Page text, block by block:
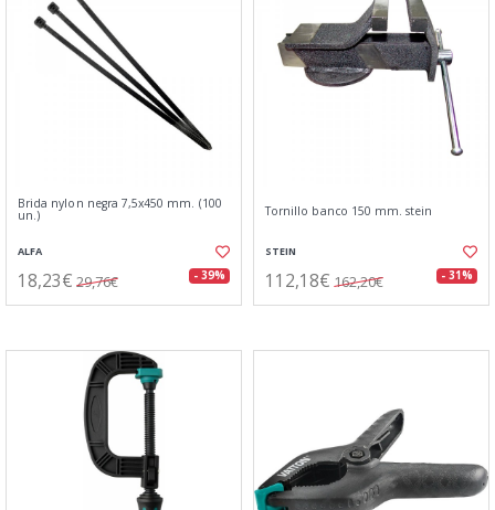
Brida nylon negra 7,5x450 mm. (100
un.)
ALFA
18,23€ 29,76€ - 39%
Tornillo banco 150 mm. stein
STEIN
112,18€ 162,20€ - 31%